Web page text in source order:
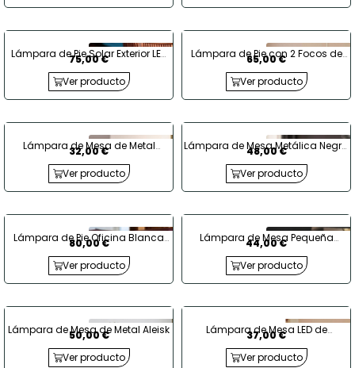
Lámpara de Pie Solar Exterior LED
2.6W Aldana
75,00 €
Ver producto
Lámpara de Pie con 2 Focos de
Metal Jigger
65,00 €
Ver producto
Lámpara de Mesa de Metal
Blanco Wavuli
32,00 €
Ver producto
Lámpara de Mesa Metálica Negra
Shimo
48,00 €
Ver producto
Lámpara de Pie Oficina Blanca
Meetkunde
80,00 €
Ver producto
Lámpara de Mesa Pequeña
Metálica Brijesh
44,00 €
Ver producto
Lámpara de Mesa de Metal Aleisk
50,00 €
Ver producto
Lámpara de Mesa LED de
Aluminio Negro Gazny
37,00 €
Ver producto